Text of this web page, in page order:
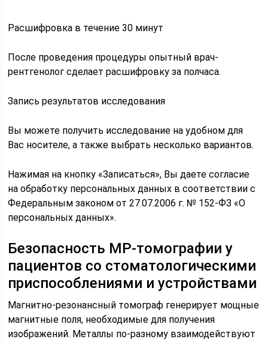
Расшифровка в течение 30 минут
После проведения процедуры опытный врач-
рентгенолог сделает расшифровку за полчаса.
Запись результатов исследования
Вы можете получить исследование на удобном для
Вас носителе, а также выбрать несколько вариантов.
Нажимая на кнопку «Записаться», Вы даете согласие
на обработку персональных данных в соответствии с
Федеральным законом от 27.07.2006 г. № 152-ФЗ «О
персональных данных».
Безопасность МР-томографии у
пациентов со стоматологическими
приспособлениями и устройствами
Магнитно-резонансный томограф генерирует мощные
магнитные поля, необходимые для получения
изображений. Металлы по-разному взаимодействуют